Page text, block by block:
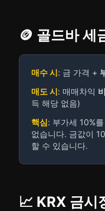
🪙 골드바 세
매수 시: 금 가격 +
매도 시: 매매차익
득 해당 없음)
핵심: 부가세 10%
없습니다. 금값이
할 수 있습니다.
📈 KRX 금시